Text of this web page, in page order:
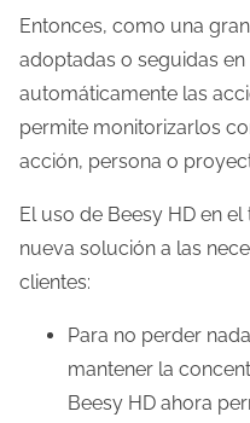
Entonces, como una
adoptadas o seguidas
automáticamente las
permite monitorizarlos
acción, persona o
El uso de Beesy HD en
nueva solución a las
clientes:
Para no perder
mantener la
Beesy HD ahora